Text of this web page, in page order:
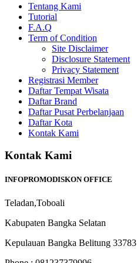
Tentang Kami
Tutorial
F.A.Q
Term of Condition
Site Disclaimer
Disclosure Statement
Privacy Statement
Registrasi Member
Daftar Tempat Wisata
Daftar Brand
Daftar Pusat Perbelanjaan
Daftar Kota
Kontak Kami
Kontak Kami
INFOPROMODISKON OFFICE
Teladan,Toboali
Kabupaten Bangka Selatan
Kepulauan Bangka Belitung 33783